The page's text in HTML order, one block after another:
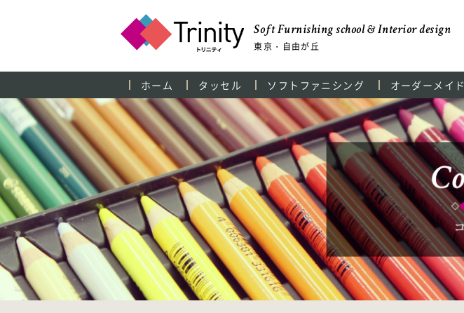
Soft Furnishing school & Interior design
東京・自由が丘
ホーム タッセル ソフトファニシング オーダーメイド